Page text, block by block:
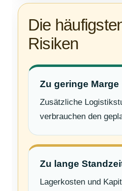
Die
Risiken
Zu geringe Marge
Zusätzliche
verbrauchen den
Zu lange
Lagerkosten und